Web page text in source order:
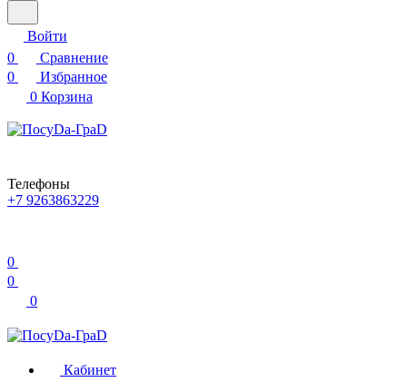
Войти
0
Сравнение
0
Избранное
0 Корзина
Телефоны
+7 9263863229
0
0
0
Кабинет